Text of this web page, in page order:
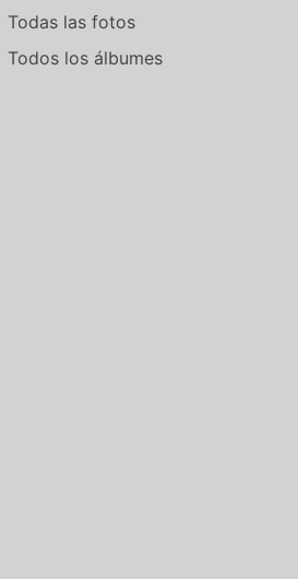
Todas las fotos
Todos los álbumes